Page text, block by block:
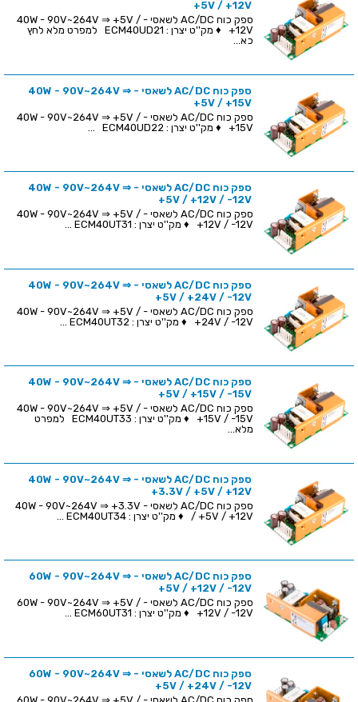
+5V / +12V
ספק כוח AC/DC לשאסי - 40W - 90V~264V ⇒ +5V /
+12V ♦ מק''ט יצרן : ECM40UD21 למפרט מלא לחץ
כא...
ספק כוח AC/DC לשאסי - 40W - 90V~264V ⇒
+5V / +15V
ספק כוח AC/DC לשאסי - 40W - 90V~264V ⇒ +5V /
+15V ♦ מק''ט יצרן : ECM40UD22 ...
ספק כוח AC/DC לשאסי - 40W - 90V~264V ⇒
+5V / +12V / -12V
ספק כוח AC/DC לשאסי - 40W - 90V~264V ⇒ +5V /
+12V / -12V ♦ מק''ט יצרן : ECM40UT31 ...
ספק כוח AC/DC לשאסי - 40W - 90V~264V ⇒
+5V / +24V / -12V
ספק כוח AC/DC לשאסי - 40W - 90V~264V ⇒ +5V /
+24V / -12V ♦ מק''ט יצרן : ECM40UT32 ...
ספק כוח AC/DC לשאסי - 40W - 90V~264V ⇒
+5V / +15V / -15V
ספק כוח AC/DC לשאסי - 40W - 90V~264V ⇒ +5V /
+15V / -15V ♦ מק''ט יצרן : ECM40UT33 למפרט
מלא...
ספק כוח AC/DC לשאסי - 40W - 90V~264V ⇒
+3.3V / +5V / +12V
ספק כוח AC/DC לשאסי - 40W - 90V~264V ⇒ +3.3V
/ +5V / +12V ♦ מק''ט יצרן : ECM40UT34 ...
ספק כוח AC/DC לשאסי - 60W - 90V~264V ⇒
+5V / +12V / -12V
ספק כוח AC/DC לשאסי - 60W - 90V~264V ⇒ +5V /
+12V / -12V ♦ מק''ט יצרן : ECM60UT31 ...
ספק כוח AC/DC לשאסי - 60W - 90V~264V ⇒
+5V / +24V / -12V